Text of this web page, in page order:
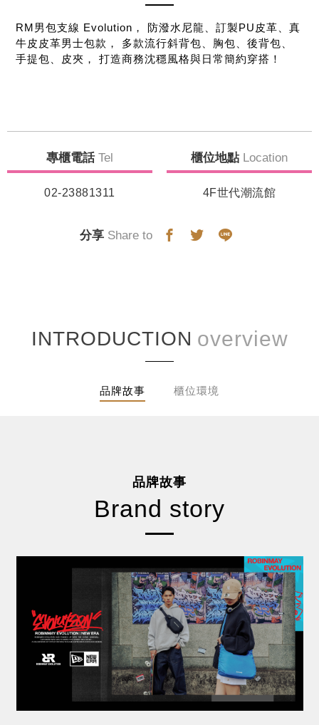
RM男包支線 Evolution， 防潑水尼龍、訂製PU皮革、真
牛皮皮革男士包款， 多款流行斜背包、胸包、後背包、
手提包、皮夾， 打造商務沈穩風格與日常簡約穿搭！
專櫃電話 Tel
02-23881311
櫃位地點 Location
4F世代潮流館
分享 Share to
INTRODUCTION
品牌故事 櫃位環境
品牌故事
Brand story